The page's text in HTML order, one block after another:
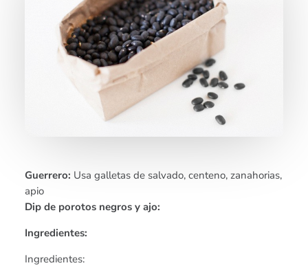
Guerrero: Usa galletas de salvado, centeno, zanahorias,
apio
Dip de porotos negros y ajo:
Ingredientes:
Ingredientes: